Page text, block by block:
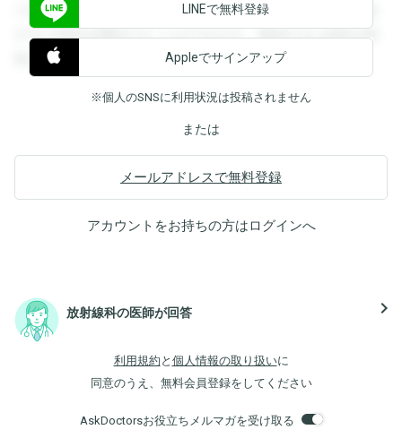
できます。登録すると回答を閲覧することができます。登録
すると回答を閲覧することができます。登録すると回答を閲
覧することができます。
LINEで無料登録
Appleでサインアップ
※個人のSNSに利用状況は投稿されません
または
メールアドレスで無料登録
アカウントをお持ちの方はログインへ
放射線科の医師が回答 navigate_next
利用規約 と 個人情報の取り扱いに
同意のうえ、無料会員登録をしてください
AskDoctorsお役立ちメルマガを受け取る